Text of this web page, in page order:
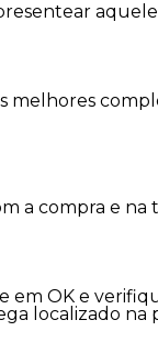
compra e
OK e
localizado na